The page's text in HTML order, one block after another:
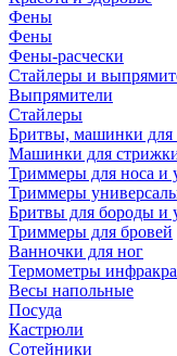
Фены
Фены
Фены-расчески
Стайлеры и
Выпрямители
Стайлеры
Бритвы, машинки
Машинки для
Триммеры для носа и
Триммеры
Бритвы для бороды и
Триммеры для бровей
Ванночки для ног
Термометры
Весы напольные
Посуда
Кастрюли
Сотейники